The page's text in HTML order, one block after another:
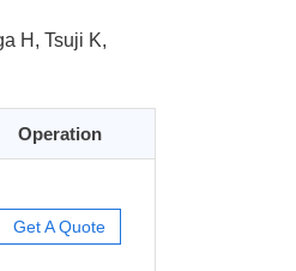
H, Tsuji K,
Operation
Get A Quote